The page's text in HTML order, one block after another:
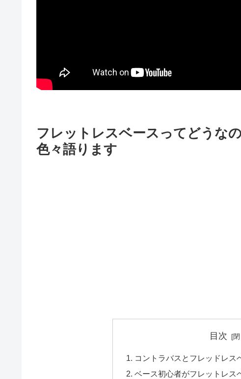
フレットレスベースってどうな
色々語ります
目次
コントラバスとフレッドレス
ベース初心者がフレットレス